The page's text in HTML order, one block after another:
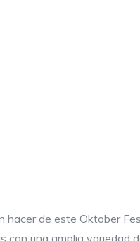
de este Oktober